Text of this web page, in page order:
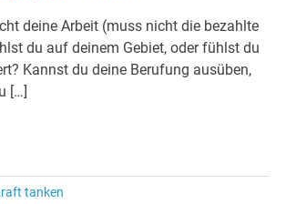
deine Arbeit (muss nicht die bezahlte
du auf deinem Gebiet, oder fühlst du
Kannst du deine Berufung ausüben,
[…]
tanken